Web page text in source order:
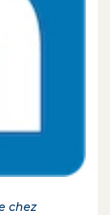
chez